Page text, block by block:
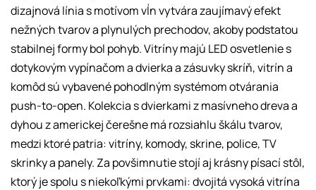
dizajnová línia s motívom vĺn vytvára zaujímavý efekt
nežných tvarov a plynulých prechodov, akoby podstatou
stabilnej formy bol pohyb. Vitríny majú LED osvetlenie s
dotykovým vypínačom a dvierka a zásuvky skríň, vitrín a
komôd sú vybavené pohodlným systémom otvárania
push-to-open. Kolekcia s dvierkami z masívneho dreva a
dyhou z americkej čerešne má rozsiahlu škálu tvarov,
medzi ktoré patria: vitríny, komody, skrine, police, TV
skrinky a panely. Za povšimnutie stojí aj krásny písací stôl,
ktorý je spolu s niekoľkými prvkami: dvojitá vysoká vitrína